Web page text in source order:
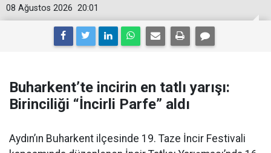
20:01
08 Ağustos 2026
Buharkent’te incirin en tatlı yarışı:
Birinciliği “İncirli Parfe” aldı
Aydın’ın Buharkent ilçesinde 19. Taze İncir Festivali